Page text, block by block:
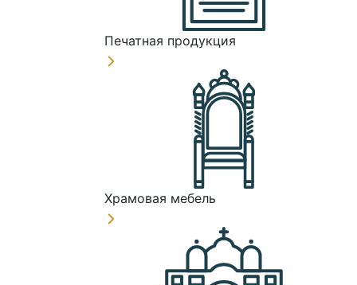
Печатная продукция
Храмовая мебель